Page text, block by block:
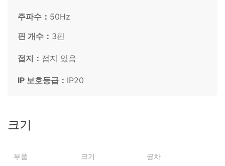
주파수： 50Hz
핀 개수： 3핀
접지： 접지 있음
IP 보호등급： IP20
크기
부품 크기 공차